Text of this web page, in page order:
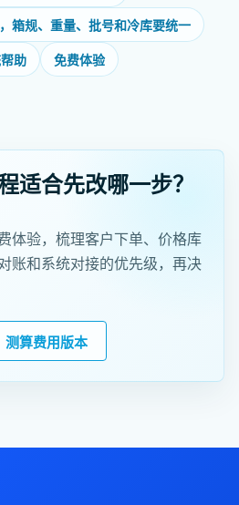
箱规、重量、批号和冷库要统一
助 免费体验
适合先改哪一步？
体验，梳理客户下单、价格库
账和系统对接的优先级，再决
测算费用版本